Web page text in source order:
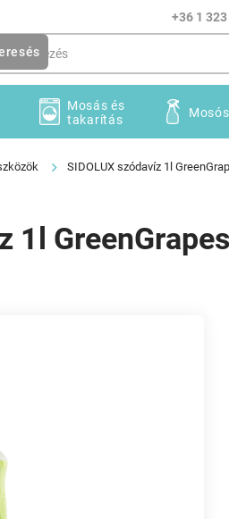
+36 1
Mosás és
takarítás
SIDOLUX szódavíz 1l
1l GreenGrapes